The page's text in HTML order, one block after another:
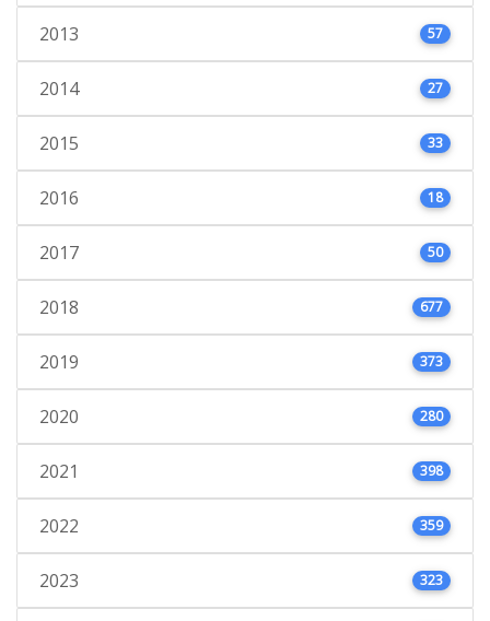
2013 57
2014 27
2015 33
2016 18
2017 50
2018 677
2019 373
2020 280
2021 398
2022 359
2023 323